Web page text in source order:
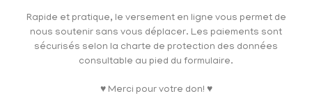
Rapide et pratique, le versement en ligne vous permet de
nous soutenir sans vous déplacer. Les paiements sont
sécurisés selon la charte de protection des données
consultable au pied du formulaire.
♥ Merci pour votre don! ♥